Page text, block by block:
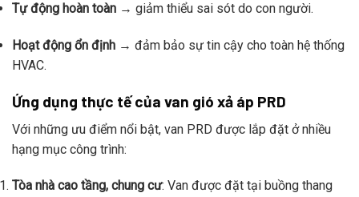
Tự động hoàn toàn → giảm thiểu sai sót do con người.
Hoạt động ổn định → đảm bảo sự tin cậy cho toàn hệ thống
HVAC.
Ứng dụng thực tế của van gió xả áp PRD
Với những ưu điểm nổi bật, van PRD được lắp đặt ở nhiều
hạng mục công trình:
Tòa nhà cao tầng, chung cư: Van được đặt tại buồng thang